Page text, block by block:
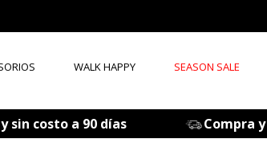
WALK HAPPY SEASON SALE
sin costo a 90 días Compra
MÁS BUSCADOS